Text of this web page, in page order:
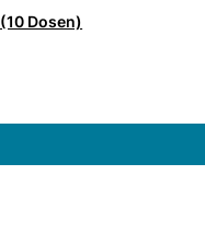
Dosen)